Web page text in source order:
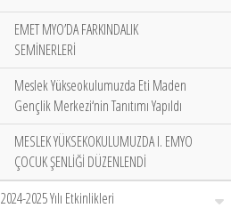
EMET MYO’DA FARKINDALIK
SEMİNERLERİ
Meslek Yükseokulumuzda Eti Maden
Gençlik Merkezi‘nin Tanıtımı Yapıldı
MESLEK YÜKSEKOKULUMUZDA I. EMYO
ÇOCUK ŞENLİĞİ DÜZENLENDİ
2024-2025 Yılı Etkinlikleri